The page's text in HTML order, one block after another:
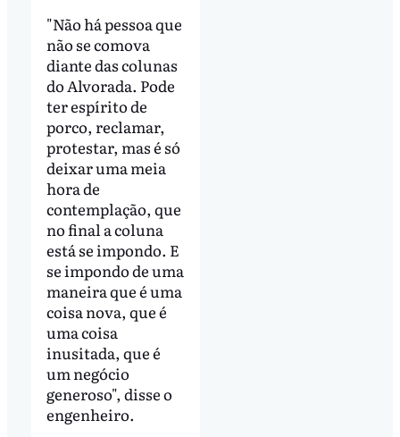
"Não há pessoa que
não se comova
diante das colunas
do Alvorada. Pode
ter espírito de
porco, reclamar,
protestar, mas é só
deixar uma meia
hora de
contemplação, que
no final a coluna
está se impondo. E
se impondo de uma
maneira que é uma
coisa nova, que é
uma coisa
inusitada, que é
um negócio
generoso", disse o
engenheiro.